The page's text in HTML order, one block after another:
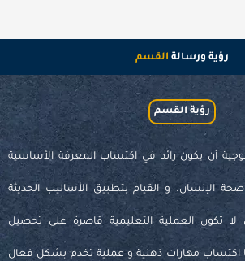
رؤية ورسالة ​ القسم
رؤية القسم
أن يكون رائد في اكتساب المعرفة الأساسية
الإنسان. و القيام بتطبيق الأساليب الحديثة
لا تكون العملية التعليمية قاصرة على تحصيل
مهارات ذهنية و عملية تخدم بشكل فعال